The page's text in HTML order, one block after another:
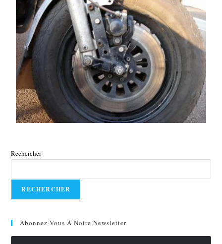
Rechercher
RECHERCHER
Abonnez-Vous À Notre Newsletter